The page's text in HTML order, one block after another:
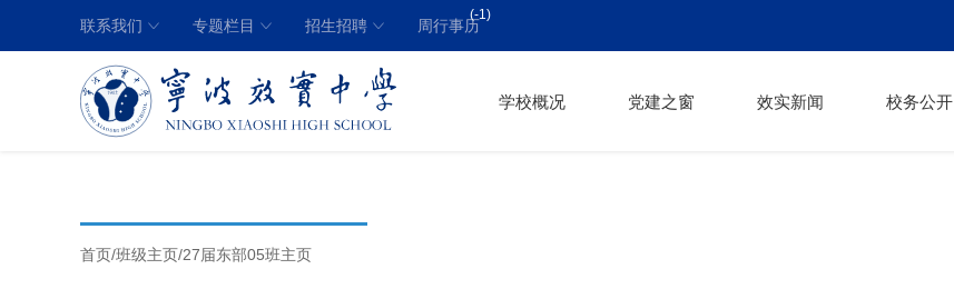
联系我们 专题栏目 招生招聘 周行事历
(-1)
学校概况 党建之窗 效实新闻 校务公开
首页/班级主页/27届东部05班主页